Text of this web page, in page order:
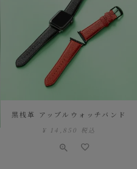
黒桟革 アップルウォッチバンド
¥ 14,850 税込